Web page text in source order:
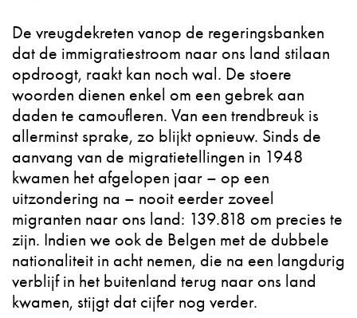
De vreugdekreten vanop de regeringsbanken
dat de immigratiestroom naar ons land stilaan
opdroogt, raakt kan noch wal. De stoere
woorden dienen enkel om een gebrek aan
daden te camoufleren. Van een trendbreuk is
allerminst sprake, zo blijkt opnieuw. Sinds de
aanvang van de migratietellingen in 1948
kwamen het afgelopen jaar – op een
uitzondering na – nooit eerder zoveel
migranten naar ons land: 139.818 om precies te
zijn. Indien we ook de Belgen met de dubbele
nationaliteit in acht nemen, die na een langdurig
verblijf in het buitenland terug naar ons land
kwamen, stijgt dat cijfer nog verder.